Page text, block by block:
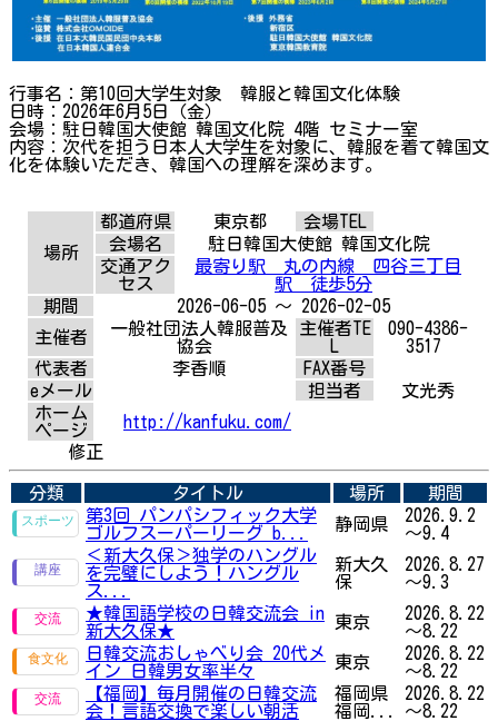
行事名：第10回大学生対象 韓服と韓国文化体験
日時：2026年6月5日（金）
会場：駐日韓国大使館 韓国文化院 4階 セミナー室
内容：次代を担う日本人大学生を対象に、韓服を着て韓国文
化を体験いただき、韓国への理解を深めます。
場所
都道府県 東京都
会場TEL
会場名
駐日韓国大使館 韓国文化院
交通アク
セス
最寄り駅 丸の内線 四谷三丁目
駅 徒歩5分
期間
2026-06-05 ～ 2026-02-05
主催者
一般社団法人韓服普及
協会
主催者TE
090-4386-
3517
代表者
李香順
FAX番号
eメール
担当者
文光秀
ホーム
ページ
http://kanfuku.com/
修正
分類 タイトル 場所
期間
第3回 パンパシフィック大学
ゴルフスーパーリーグ b...
静岡県
2026.9.2
～9.4
＜新大久保＞独学のハングル
を完璧にしよう！ハングル
ス...
新大久
保
2026.8.27
～9.3
★韓国語学校の日韓交流会 in
新大久保★
東京
2026.8.22
～8.22
日韓交流おしゃべり会 20代メ
イン 日韓男女率半々
東京
2026.8.22
～8.22
【福岡】毎月開催の日韓交流
会！言語交換で楽しい朝活
福岡県
福岡...
2026.8.22
～8.22